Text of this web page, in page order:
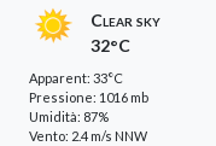
Clear sky
32°C
Apparent: 33°C
Pressione: 1016 mb
Umidità: 87%
Vento: 2.4 m/s NNW